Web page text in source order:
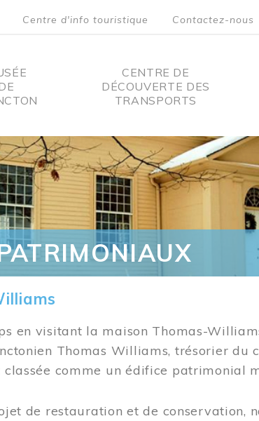
Centre d'info touristique Contactez-nous
CENTRE DE
DÉCOUVERTE DES
TRANSPORTS
en visitant la maison Thomas-
Thomas Williams, trésorier du
comme un édifice patrimonial
de restauration et de conservation,